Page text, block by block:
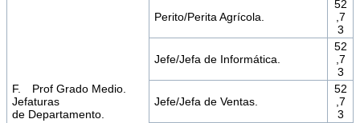
F. Prof Grado Medio.
Jefaturas
de Departamento.
Perito/Perita Agrícola.
52
,7
3
Jefe/Jefa de Informática.
52
,7
3
Jefe/Jefa de Ventas.
52
,7
3